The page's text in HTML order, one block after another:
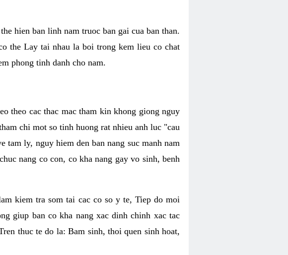
hien ban linh nam truoc ban gai cua ban than.
the Lay tai nhau la boi trong kem lieu co chat
phong tinh danh cho nam.
theo cac thac mac tham kin khong giong nguy
chi mot so tinh huong rat nhieu anh luc "cau
tam ly, nguy hiem den ban nang suc manh nam
nang co con, co kha nang gay vo sinh, benh
kiem tra som tai cac co so y te, Tiep do moi
giup ban co kha nang xac dinh chinh xac tac
thuc te do la: Bam sinh, thoi quen sinh hoat,